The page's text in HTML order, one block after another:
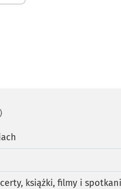
książki, filmy i